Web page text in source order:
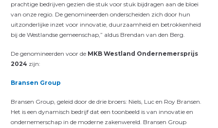
prachtige bedrijven gezien die stuk voor stuk bijdragen aan de bloei
van onze regio. De genomineerden onderscheiden zich door hun
uitzonderlijke inzet voor innovatie, duurzaamheid en betrokkenheid
bij de Westlandse gemeenschap,” aldus Brendan van den Berg.
De genomineerden voor de MKB Westland Ondernemersprijs
2024 zijn:
Bransen Group
Bransen Group, geleid door de drie broers: Niels, Luc en Roy Bransen.
Het is een dynamisch bedrijf dat een toonbeeld is van innovatie en
ondernemerschap in de moderne zakenwereld. Bransen Group